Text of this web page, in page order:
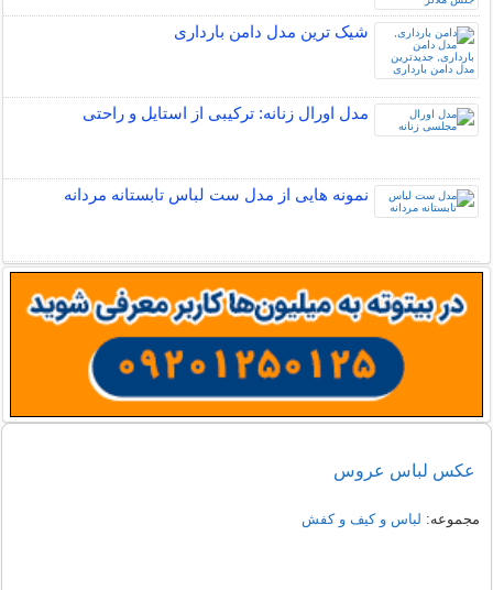
شیک ترین مدل دامن بارداری
مدل اورال زنانه: ترکیبی از استایل و راحتی
نمونه هایی از مدل ست لباس تابستانه مردانه
راهنمای خرید شومیز مجلسی شیک زنانه 1405
نمونه هایی از مدل یقه شومیز
عکس لباس عروس
مجموعه: لباس و کیف و کفش